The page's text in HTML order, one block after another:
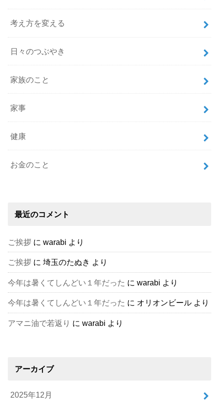
考え方を変える
日々のつぶやき
家族のこと
家事
健康
お金のこと
最近のコメント
ご挨拶 にwarabi より
ご挨拶 に埼玉のたぬき より
今年は暑くてしんどい１年だった にwarabi より
今年は暑くてしんどい１年だった に オリオンビール より
アマニ油で若返り にwarabi より
アーカイブ
2025年12月